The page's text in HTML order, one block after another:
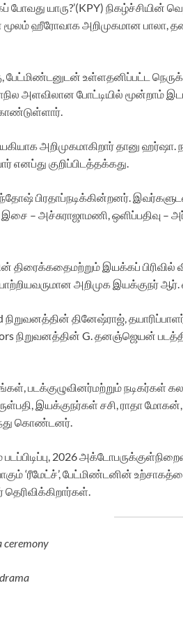
போவது யாரு?’(KPY)
ஹீரோவாக அறிமுகமான பாலா,
உள்ளதனிப்பட்ட
மாநில அளவிலான போட்டியில்
அறிமுகமாகிறார் தானு
எனப்து குறிப்பிடத்தக்கது.
பிரதாப்நடிக்கின்றனர்.
– அச்சுராஜாமணி, ஒளிப்பதிவு
திரைக்கதைமற்றும் இயக்கப்
அறிமுக இயக்குநர் ஆர்.
தினேஷ்ராஜ்,
நிறுவனத்தின் G. தனஞ்ஜெயன்
படக்குழுவினர்மற்றும் நடிகர்கள்
இயக்குநர்கள் சசி, ராதா
கொண்டனர்.
2026
பேட்மிண்டனின்
ceremony